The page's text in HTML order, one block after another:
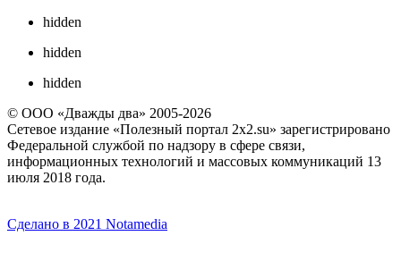
hidden
hidden
hidden
© ООО «Дважды два» 2005-2026
Сетевое издание «Полезный портал 2x2.su» зарегистрировано
Федеральной службой по надзору в сфере связи,
информационных технологий и массовых коммуникаций 13
июля 2018 года.
Сделано в 2021 Notamedia